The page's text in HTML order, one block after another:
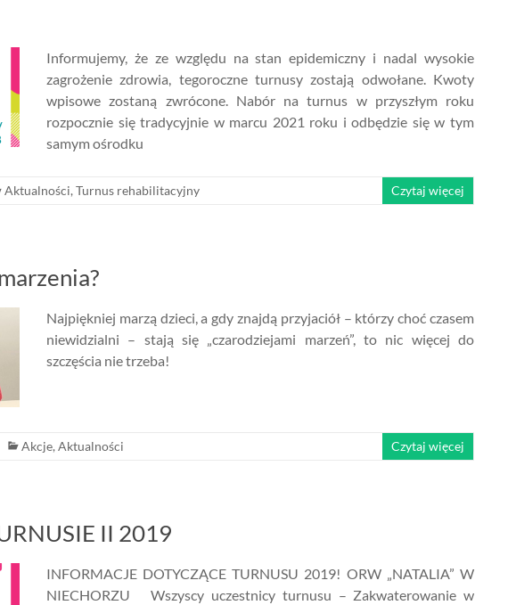
Informujemy, że ze względu na stan epidemiczny i nadal wysokie
zagrożenie zdrowia, tegoroczne turnusy zostają odwołane. Kwoty
wpisowe zostaną zwrócone. Nabór na turnus w przyszłym roku
rozpocznie się tradycyjnie w marcu 2021 roku i odbędzie się w tym
samym ośrodku
Aktualności, Turnus rehabilitacyjny Czytaj więcej
Najpiękniej marzą dzieci, a gdy znajdą przyjaciół – którzy choć czasem
niewidzialni – stają się „czarodziejami marzeń”, to nic więcej do
szczęścia nie trzeba!
Akcje, Aktualności Czytaj więcej
II 2019
INFORMACJE DOTYCZĄCE TURNUSU 2019! ORW „NATALIA” W
NIECHORZU Wszyscy uczestnicy turnusu – Zakwaterowanie w